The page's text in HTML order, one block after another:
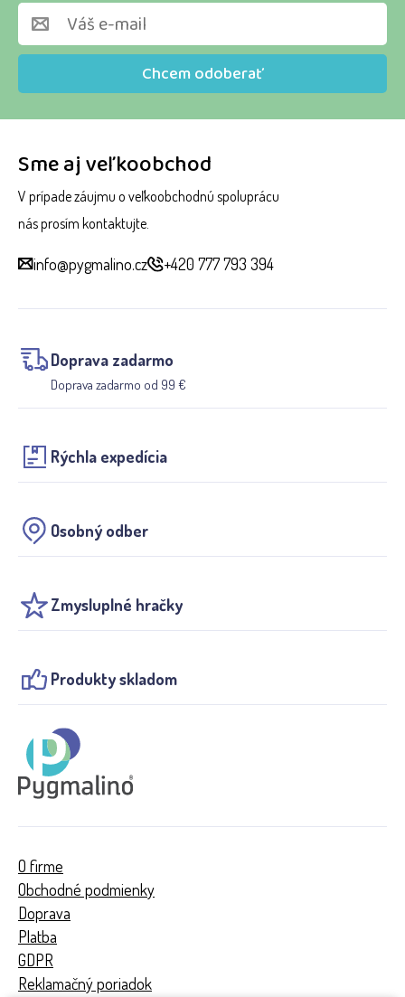
Sme aj veľkoobchod
V prípade záujmu o veľkoobchodnú spoluprácu
nás prosím kontaktujte.
info@pygmalino.cz +420 777 793 394
Doprava zadarmo
Doprava zadarmo od 99 €
Rýchla expedícia
Osobný odber
Zmysluplné hračky
Produkty skladom
Chcem odoberať
O firme
Obchodné podmienky
Doprava
Platba
GDPR
Reklamačný poriadok